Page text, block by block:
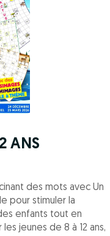
ANS
des mots avec Un
pour stimuler la
enfants tout en
jeunes de 8 à 12 ans,